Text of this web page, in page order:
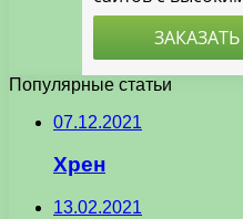
Популярные статьи
07.12.2021
Хрен
13.02.2021